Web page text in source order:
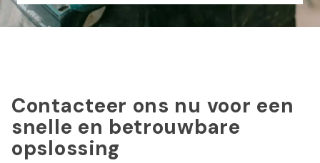
Contacteer ons nu voor een
snelle en betrouwbare
opslossing